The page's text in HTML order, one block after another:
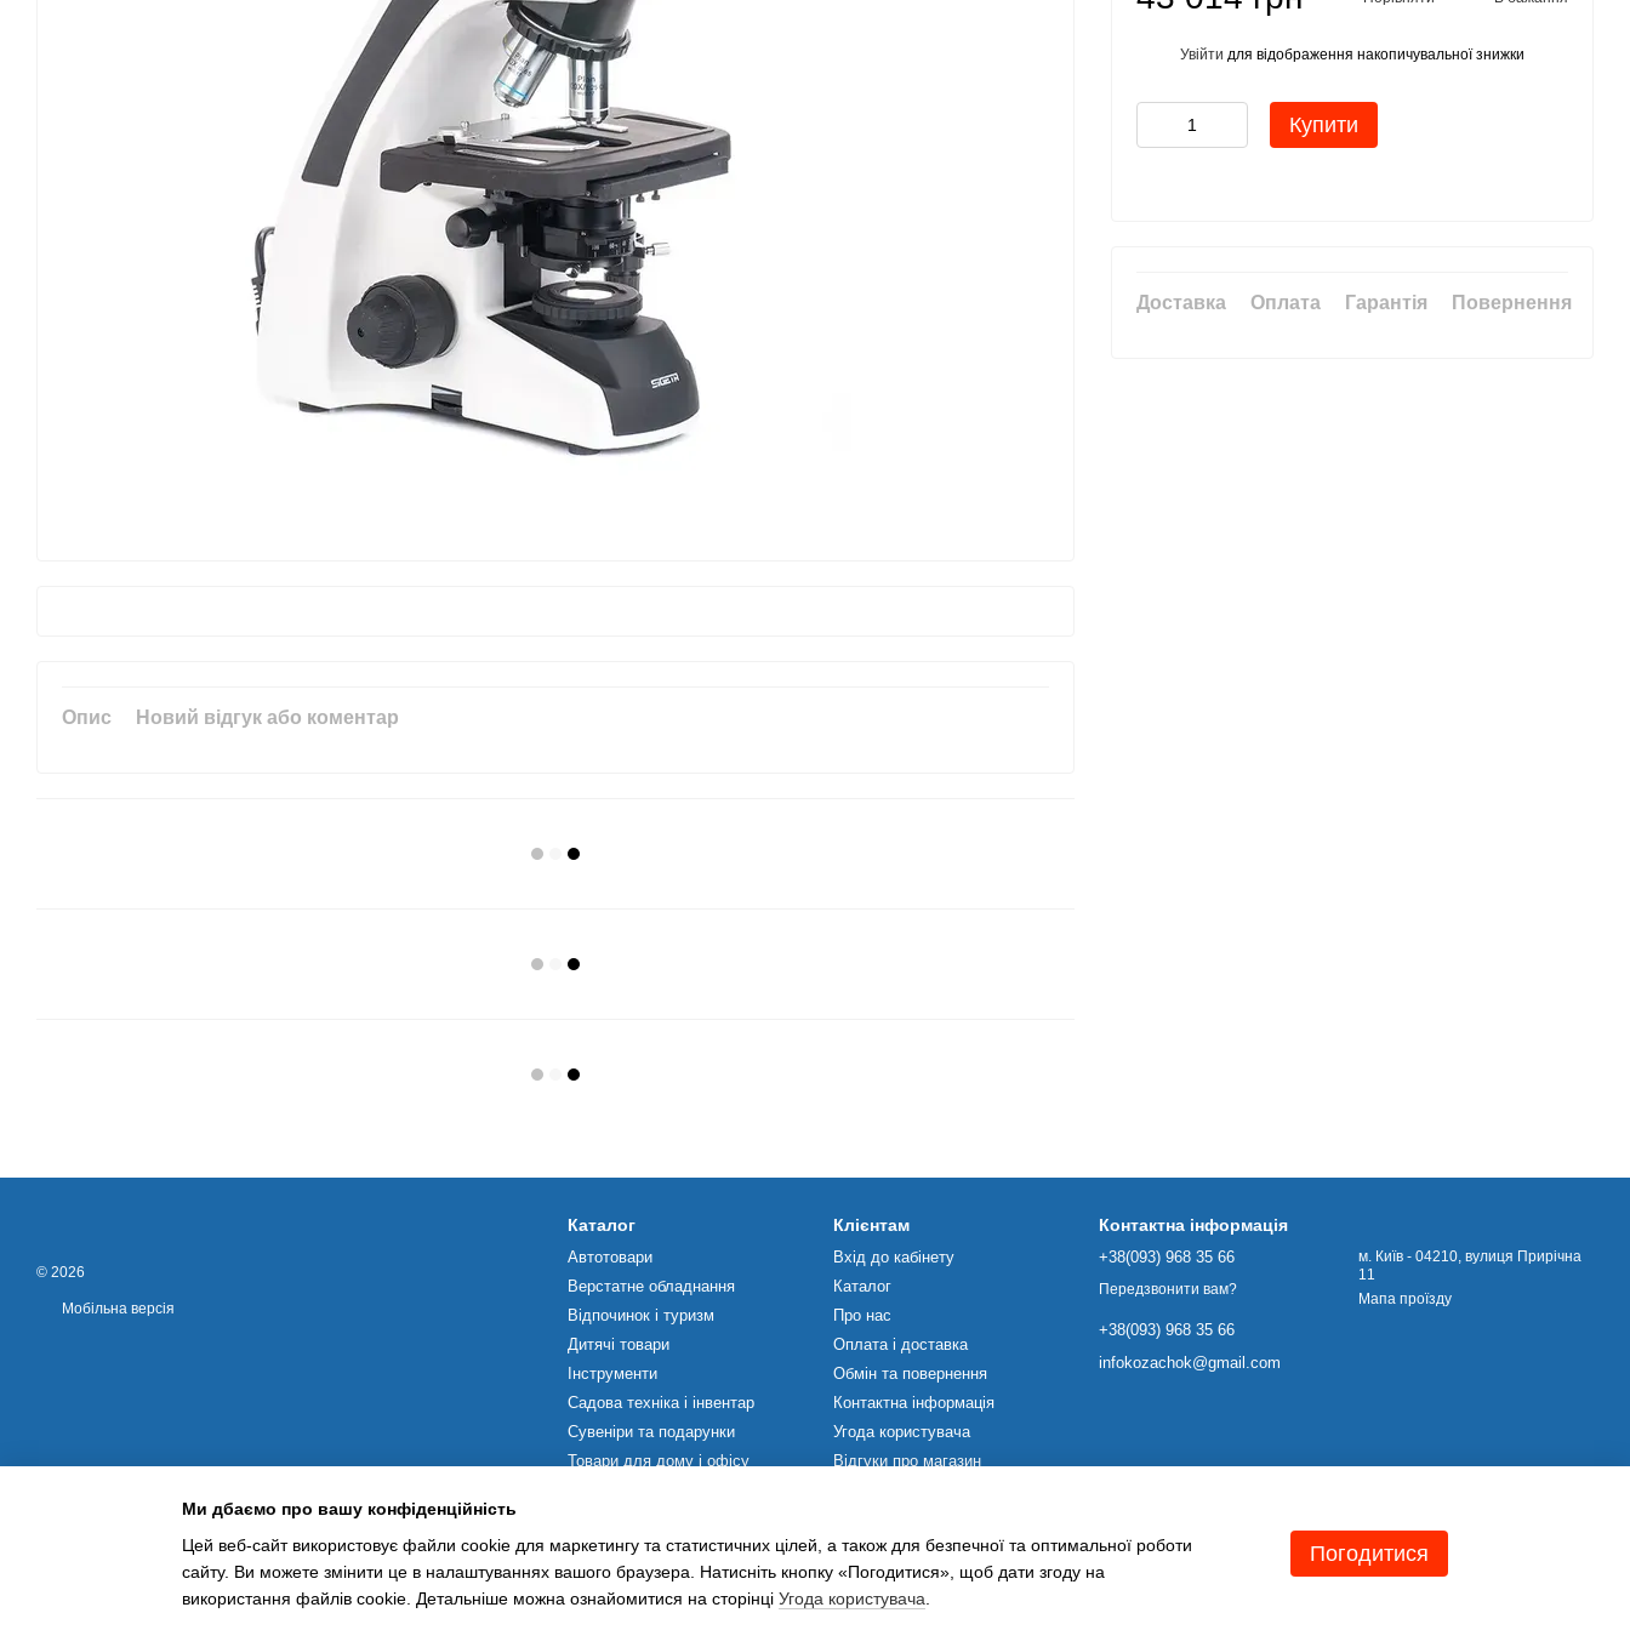
Увійти для відображення накопичувальної знижки
Купити
Доставка Оплата Гарантія Повернення
Опис Новий відгук або коментар
© 2026
Мобільна версія
Каталог
Автотовари
Верстатне обладнання
Відпочинок і туризм
Дитячі товари
Інструменти
Садова техніка і інвентар
Сувеніри та подарунки
Товари для дому і офісу
Хобі та захоплення
Клієнтам
Вхід до кабінету
Каталог
Про нас
Оплата і доставка
Обмін та повернення
Контактна інформація
Угода користувача
Відгуки про магазин
Контактна інформація
+38(093) 968 35 66
Передзвонити вам?
+38(093) 968 35 66
infokozachok@gmail.com
м. Київ - 04210, вулиця Прирічна
11
Мапа проїзду
Ми дбаємо про вашу конфіденційність
Цей веб-сайт використовує файли cookie для маркетингу та статистичних цілей, а також для безпечної та оптимальної роботи
сайту. Ви можете змінити це в налаштуваннях вашого браузера. Натисніть кнопку «Погодитися», щоб дати згоду на
використання файлів cookie. Детальніше можна ознайомитися на сторінці Угода користувача
Погодитися